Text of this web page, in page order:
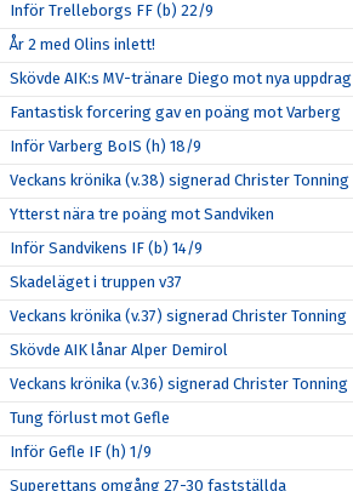
Inför Trelleborgs FF (b) 22/9
År 2 med Olins inlett!
Skövde AIK:s MV-tränare Diego mot nya uppdrag
Fantastisk forcering gav en poäng mot Varberg
Inför Varberg BoIS (h) 18/9
Veckans krönika (v.38) signerad Christer Tonning
Ytterst nära tre poäng mot Sandviken
Inför Sandvikens IF (b) 14/9
Skadeläget i truppen v37
Veckans krönika (v.37) signerad Christer Tonning
Skövde AIK lånar Alper Demirol
Veckans krönika (v.36) signerad Christer Tonning
Tung förlust mot Gefle
Inför Gefle IF (h) 1/9
Superettans omgång 27-30 fastställda